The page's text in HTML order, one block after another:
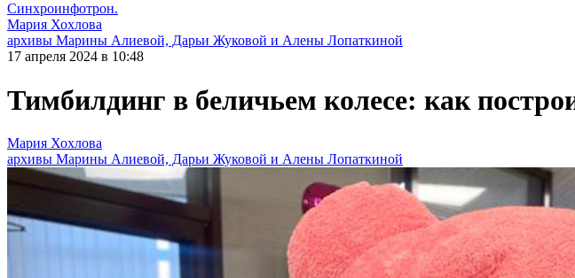
Синхроинфотрон.
Мария Хохлова
архивы Марины Алиевой, Дарьи Жуковой и Алены Лопаткиной
17 апреля 2024 в 10:48
Тимбилдинг в беличьем колесе: как
Мария Хохлова
архивы Марины Алиевой, Дарьи Жуковой и Алены Лопаткиной